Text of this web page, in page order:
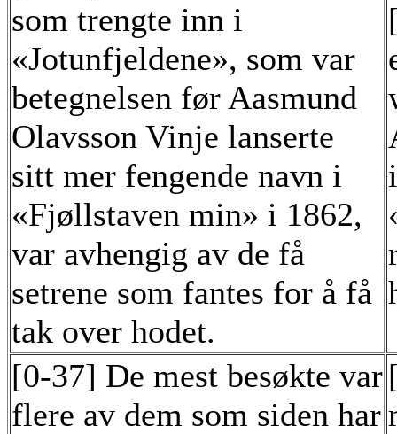
som trengte inn i
«Jotunfjeldene», som var
betegnelsen før Aasmund
Olavsson Vinje lanserte
sitt mer fengende navn i
«Fjøllstaven min» i 1862,
var avhengig av de få
setrene som fantes for å få
tak over hodet.
[0-37] De mest besøkte var
flere av dem som siden har